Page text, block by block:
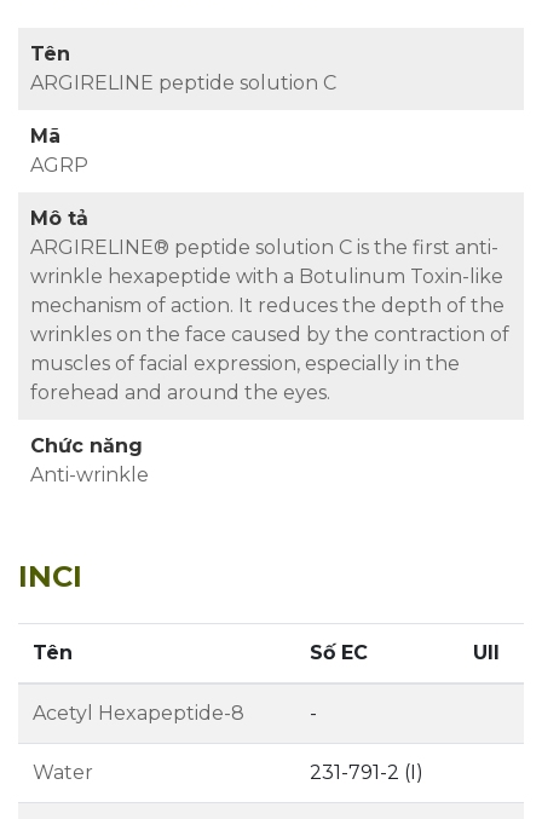
Tên
ARGIRELINE peptide solution C
Mã
AGRP
Mô tả
ARGIRELINE® peptide solution C is the first anti-
wrinkle hexapeptide with a Botulinum Toxin-like
mechanism of action. It reduces the depth of the
wrinkles on the face caused by the contraction of
muscles of facial expression, especially in the
forehead and around the eyes.
Chức năng
Anti-wrinkle
INCI
Tên Số EC UII
Acetyl Hexapeptide-8 -
Water 231-791-2 (I)